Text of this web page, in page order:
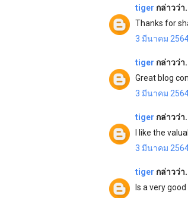
tiger กล่าวว่า
Thanks for
3 มีนาคม
tiger กล่าวว่า
Great blog
3 มีนาคม
tiger กล่าวว่า
I like the
3 มีนาคม
tiger กล่าวว่า
Is a very